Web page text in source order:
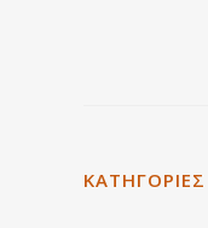
ΚΑΤΗΓΟΡΙΕΣ